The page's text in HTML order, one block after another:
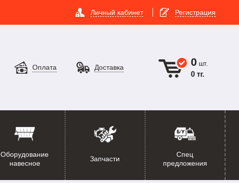
Личный кабинет Регистрация
Оплата Доставка 0 шт.
0 тг.
Оборудование
навесное
Запчасти
Спец
предложения